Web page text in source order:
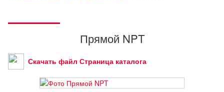
Прямой NPT
Скачать файл Страница каталога